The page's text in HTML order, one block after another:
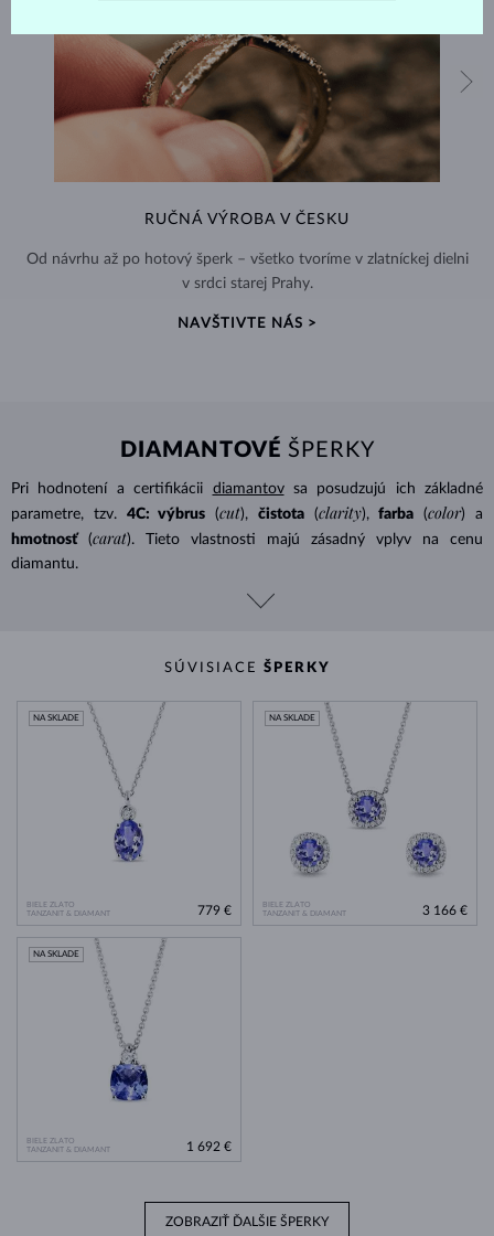
RUČNÁ VÝROBA V ČESKU
Od návrhu až po hotový šperk – všetko tvoríme v zlatníckej dielni
v srdci starej Prahy.
NAVŠTIVTE NÁS >
DIAMANTOVÉ ŠPERKY
Pri hodnotení a certifikácii diamantovsa posudzujú ich základné
parametre, tzv.
4C: výbrus (cut), čistota (clarity), farba (color) a
hmotnosť
(carat). Tieto vlastnosti majú zásadný vplyv na cenu
diamantu.
SÚVISIACE ŠPERKY
BIELE ZLATO
TANZANIT & DIAMANT
NA SKLADE
779 €
BIELE ZLATO
TANZANIT & DIAMANT
NA SKLADE
3 166 €
BIELE ZLATO
TANZANIT & DIAMANT
NA SKLADE
1 692 €
ZOBRAZIŤ ĎALŠIE ŠPERKY